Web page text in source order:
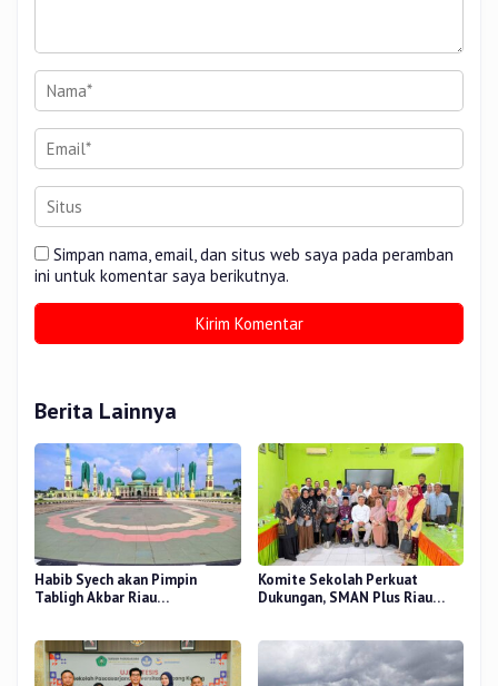
Simpan nama, email, dan situs web saya pada peramban
ini untuk komentar saya berikutnya.
Berita Lainnya
Habib Syech akan Pimpin
Tabligh Akbar Riau
Komite Sekolah Perkuat
Dukungan, SMAN Plus Riau